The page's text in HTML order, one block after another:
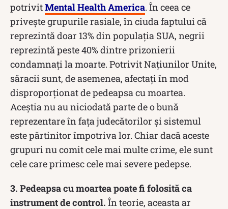
potrivitMental Health America. În ceea ce
privește grupurile rasiale, în ciuda faptului că
reprezintă doar 13% din populația SUA, negrii
reprezintă peste 40% dintre prizonierii
condamnați la moarte. Potrivit Națiunilor Unite,
săracii sunt, de asemenea, afectați în mod
disproporționat de pedeapsa cu moartea.
Aceștia nu au niciodată parte de o bună
reprezentare în fața judecătorilor și sistemul
este părtinitor împotriva lor. Chiar dacă aceste
grupuri nu comit cele mai multe crime, ele sunt
cele care primesc cele mai severe pedepse.
3. Pedeapsa cu moartea poate fi folosită ca
instrument de control. În teorie, aceasta ar